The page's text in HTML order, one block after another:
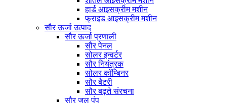
हार्ड आइसक्रीम मशीन
फ्राइड आइसक्रीम मशीन
सौर ऊर्जा उत्पाद
सौर ऊर्जा प्रणाली
सौर पेनल
सोलर इन्वर्टर
सौर नियंत्रक
सोलर कॉम्बिनर
सौर बैटरी
सौर बढ़ते संरचना
सौर जल पंप